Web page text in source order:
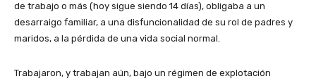
de trabajo o más (hoy sigue siendo 14 días), obligaba a un
desarraigo familiar, a una disfuncionalidad de su rol de padres y
maridos, a la pérdida de una vida social normal.
Trabajaron, y trabajan aún, bajo un régimen de explotación